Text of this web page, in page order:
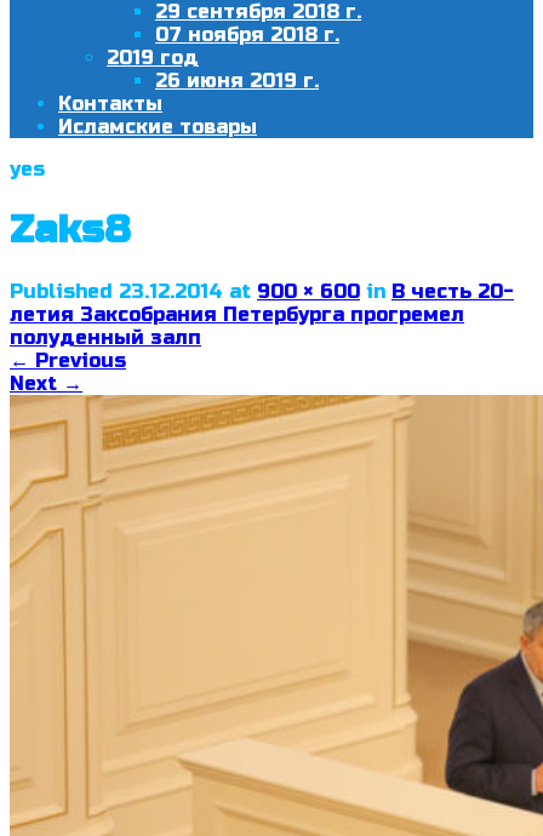
29 сентября 2018 г.
07 ноября 2018 г.
2019 год
26 июня 2019 г.
Контакты
Исламские товары
yes
Zaks8
Published 23.12.2014 at 900 × 600 in В честь 20-
летия Заксобрания Петербурга прогремел
полуденный залп
← Previous
Next →